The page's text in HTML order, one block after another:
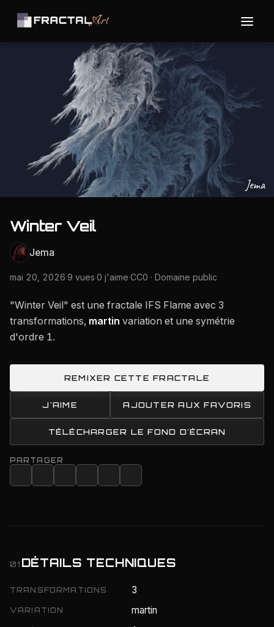
Jema
Winter Veil
Jema
mai 20, 2026·9 vues·0 j'aime·CC0 · Domaine public
"Winter Veil" est une fractale IFS Flame avec 3
transformations, martin variation et une symétrie
d'ordre 1.
REMIXER CETTE FRACTALE
J'AIME AJOUTER AUX FAVORIS
TÉLÉCHARGER LE FOND D'ÉCRAN
PARTAGER
01 DÉTAILS TECHNIQUES
TRANSFORMATIONS 3
VARIATION martin